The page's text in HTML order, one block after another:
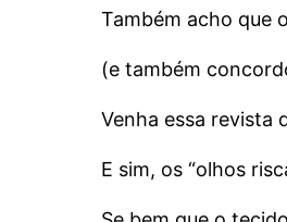
Também acho que
(e também
Venha essa revista
E sim, os “olhos